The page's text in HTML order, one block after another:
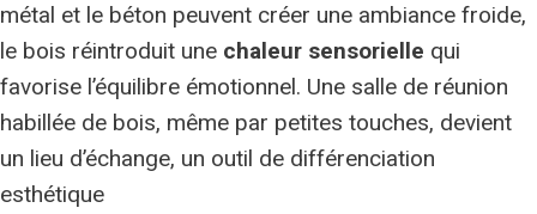
métal et le béton peuvent créer une ambiance froide,
le bois réintroduit une chaleur sensorielle qui
favorise l’équilibre émotionnel. Une salle de réunion
habillée de bois, même par petites touches, devient
un lieu d’échange, un outil de différenciation
esthétique